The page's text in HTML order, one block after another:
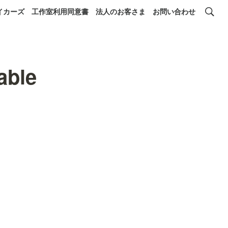
カーズ 工作室利用同意書 法人のお客さま お問い合わせ